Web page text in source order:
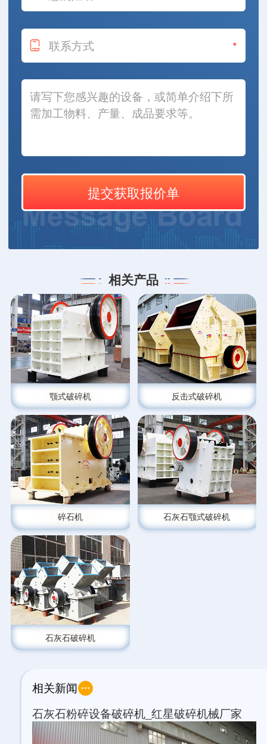
*
相关产品
颚式破碎机 反击式破碎机
碎石机 石灰石颚式破碎机
石灰石破碎机
相关新闻
石灰石粉碎设备破碎机_红星破碎机械厂家